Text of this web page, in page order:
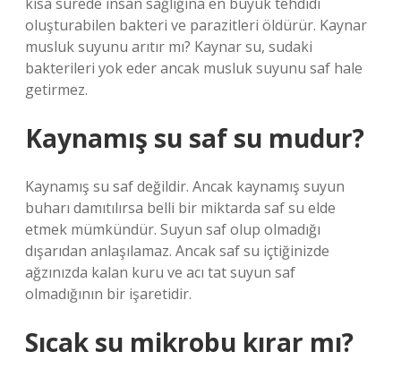
oluşturabilen bakteri ve parazitleri öldürür. Kaynar
musluk suyunu arıtır mı? Kaynar su, sudaki
bakterileri yok eder ancak musluk suyunu saf hale
getirmez.
Kaynamış su saf su mudur?
Kaynamış su saf değildir. Ancak kaynamış suyun
buharı damıtılırsa belli bir miktarda saf su elde
etmek mümkündür. Suyun saf olup olmadığı
dışarıdan anlaşılamaz. Ancak saf su içtiğinizde
ağzınızda kalan kuru ve acı tat suyun saf
olmadığının bir işaretidir.
Sıcak su mikrobu kırar mı?